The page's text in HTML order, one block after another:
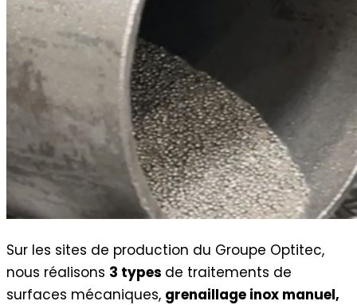
Sur les sites de production du Groupe Optitec,
nous réalisons 3 types de traitements de
surfaces mécaniques, grenaillage inox manuel,